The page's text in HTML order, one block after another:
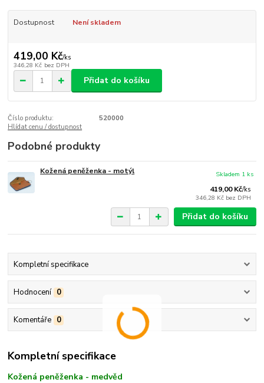
Dostupnost Není skladem
419,00 Kč/ks
346,28 Kč bez DPH
Přidat do košíku
Číslo produktu:
520000
Hlídat cenu / dostupnost
Podobné produkty
Kožená peněženka - motýl
419,00 Kč/ks
346,28 Kč bez DPH
Skladem 1 ks
Přidat do košíku
Kompletní specifikace
Hodnocení 0
Komentáře 0
Kompletní specifikace
Kožená peněženka - medvěd